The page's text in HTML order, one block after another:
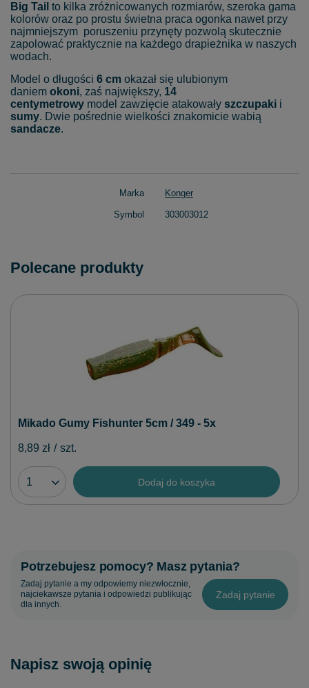
Big Tail to kilka zróżnicowanych rozmiarów, szeroka gama
kolorów oraz po prostu świetna praca ogonka nawet przy
najmniejszym poruszeniu przynęty pozwolą skutecznie
zapolować praktycznie na każdego drapieżnika w naszych
wodach.
Model o długości 6 cm okazał się ulubionym
daniem okoni, zaś największy, 14
centymetrowy model zawzięcie atakowały szczupaki i
sumy. Dwie pośrednie wielkości znakomicie wabią
sandacze.
Marka Konger
Symbol 303003012
Polecane produkty
Mikado Gumy Fishunter 5cm / 349 - 5x
8,89 zł / szt.
Dodaj do koszyka
Potrzebujesz pomocy? Masz pytania?
Zadaj pytanie a my odpowiemy niezwłocznie,
najciekawsze pytania i odpowiedzi publikując
dla innych.
Zadaj pytanie
Napisz swoją opinię